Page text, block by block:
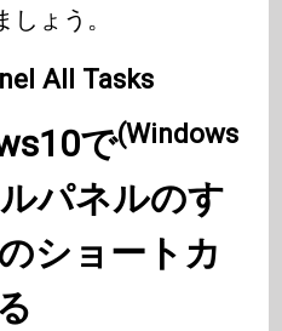
ょう。
All Tasks
で(Windows
パネルのす
ショートカ